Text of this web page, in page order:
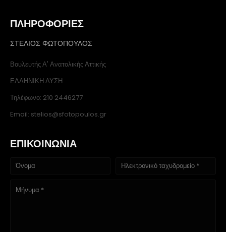
ΠΛΗΡΟΦΟΡΙΕΣ
ΣΤΕΛΙΟΣ ΦΩΤΟΠΟΥΛΟΣ
Βουλευτής Α' Ανατολικής Αττικής
ΕΛΛΗΝΙΚΗ ΛΥΣΗ
Τηλέφωνο: 210 2446277
Email: stelios@sfotopoulos.gr
ΕΠΙΚΟΙΝΩΝΙΑ